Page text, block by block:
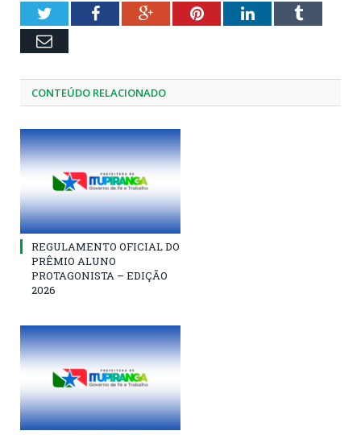
TwitterFacebookGoogle+PinterestLinkedInTumblr
Email
CONTEÚDO RELACIONADO
REGULAMENTO OFICIAL DO
PRÊMIO ALUNO
PROTAGONISTA – EDIÇÃO
2026